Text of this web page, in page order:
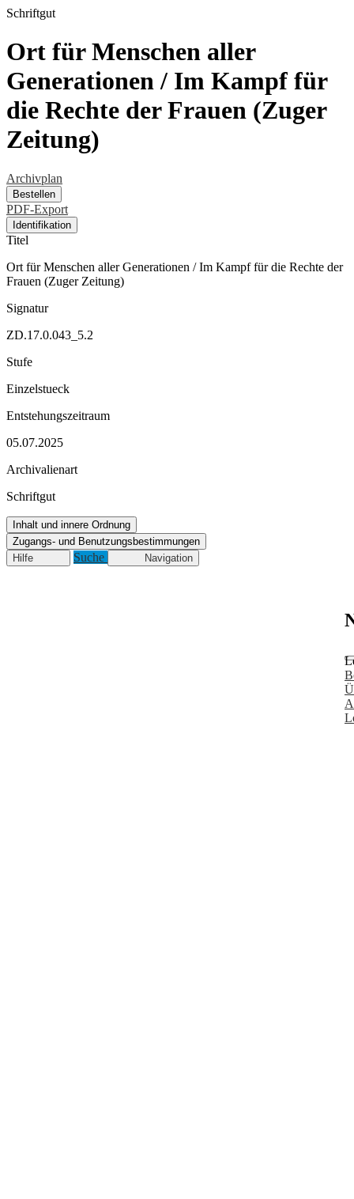
Schriftgut
Ort für Menschen aller
Generationen / Im Kampf für
die Rechte der Frauen (Zuger
Zeitung)
Archivplan
Bestellen
PDF-Export
Identifikation
Titel
Ort für Menschen aller Generationen / Im Kampf für die Rechte der
Frauen (Zuger Zeitung)
Signatur
ZD.17.0.043_5.2
Stufe
Einzelstueck
Entstehungszeitraum
05.07.2025
Archivalienart
Schriftgut
Inhalt und innere Ordnung
Zugangs- und Benutzungsbestimmungen
Hilfe
Suche Navigation